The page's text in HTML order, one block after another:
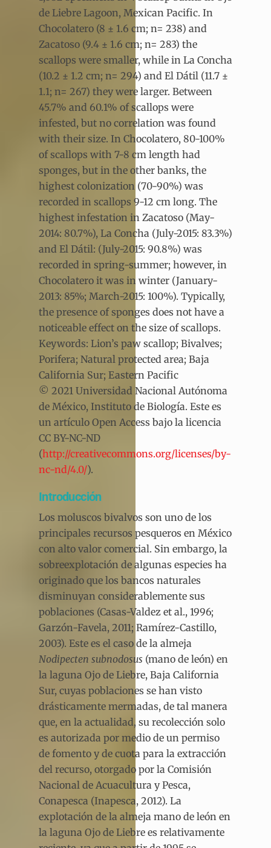
de Liebre Lagoon, Mexican Pacific. In
Chocolatero (8 ± 1.6 cm; n= 238) and
Zacatoso (9.4 ± 1.6 cm; n= 283) the
scallops were smaller, while in La Concha
(10.2 ± 1.2 cm; n= 294) and El Dátil (11.7 ±
1.1; n= 267) they were larger. Between
45.7% and 60.1% of scallops were
infested, but no correlation was found
with their size. In Chocolatero, 80-100%
of scallops with 7-8 cm length had
sponges, but in the other banks, the
highest colonization (70-90%) was
recorded in scallops 9-12 cm long. The
highest infestation in Zacatoso (May-
2014: 80.7%), La Concha (July-2015: 83.3%)
and El Dátil: (July-2015: 90.8%) was
recorded in spring-summer; however, in
Chocolatero it was in winter (January-
2013: 85%; March-2015: 100%). Typically,
the presence of sponges does not have a
noticeable effect on the size of scallops.
Keywords: Lion’s paw scallop; Bivalves;
Porifera; Natural protected area; Baja
California Sur; Eastern Pacific
© 2021 Universidad Nacional Autónoma
de México, Instituto de Biología. Este es
un artículo Open Access bajo la licencia
CC BY-NC-ND
(http://creativecommons.org/licenses/by-
nc-nd/4.0/).
Introducción
Los moluscos bivalvos son uno de los
principales recursos pesqueros en México
con alto valor comercial. Sin embargo, la
sobreexplotación de algunas especies ha
originado que los bancos naturales
disminuyan considerablemente sus
poblaciones (Casas-Valdez et al., 1996;
Garzón-Favela, 2011; Ramírez-Castillo,
2003). Este es el caso de la almeja
Nodipecten subnodosus (mano de león) en
la laguna Ojo de Liebre, Baja California
Sur, cuyas poblaciones se han visto
drásticamente mermadas, de tal manera
que, en la actualidad, su recolección solo
es autorizada por medio de un permiso
de fomento y de cuota para la extracción
del recurso, otorgado por la Comisión
Nacional de Acuacultura y Pesca,
Conapesca (Inapesca, 2012). La
explotación de la almeja mano de león en
la laguna Ojo de Liebre es relativamente